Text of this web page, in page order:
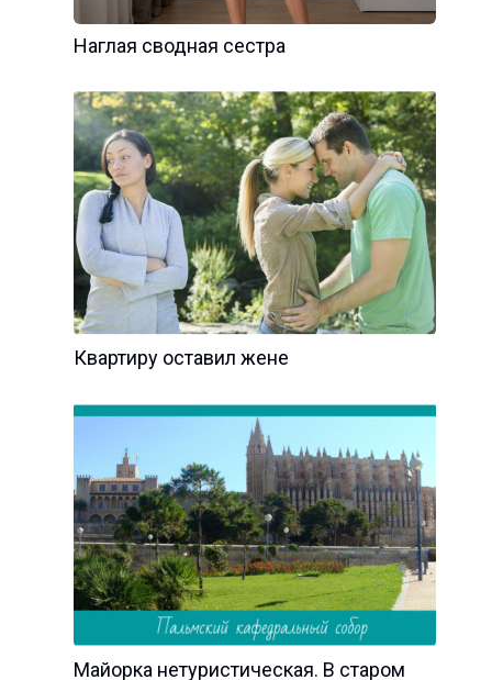
Наглая сводная сестра
Квартиру оставил жене
Майорка нетуристическая. В старом